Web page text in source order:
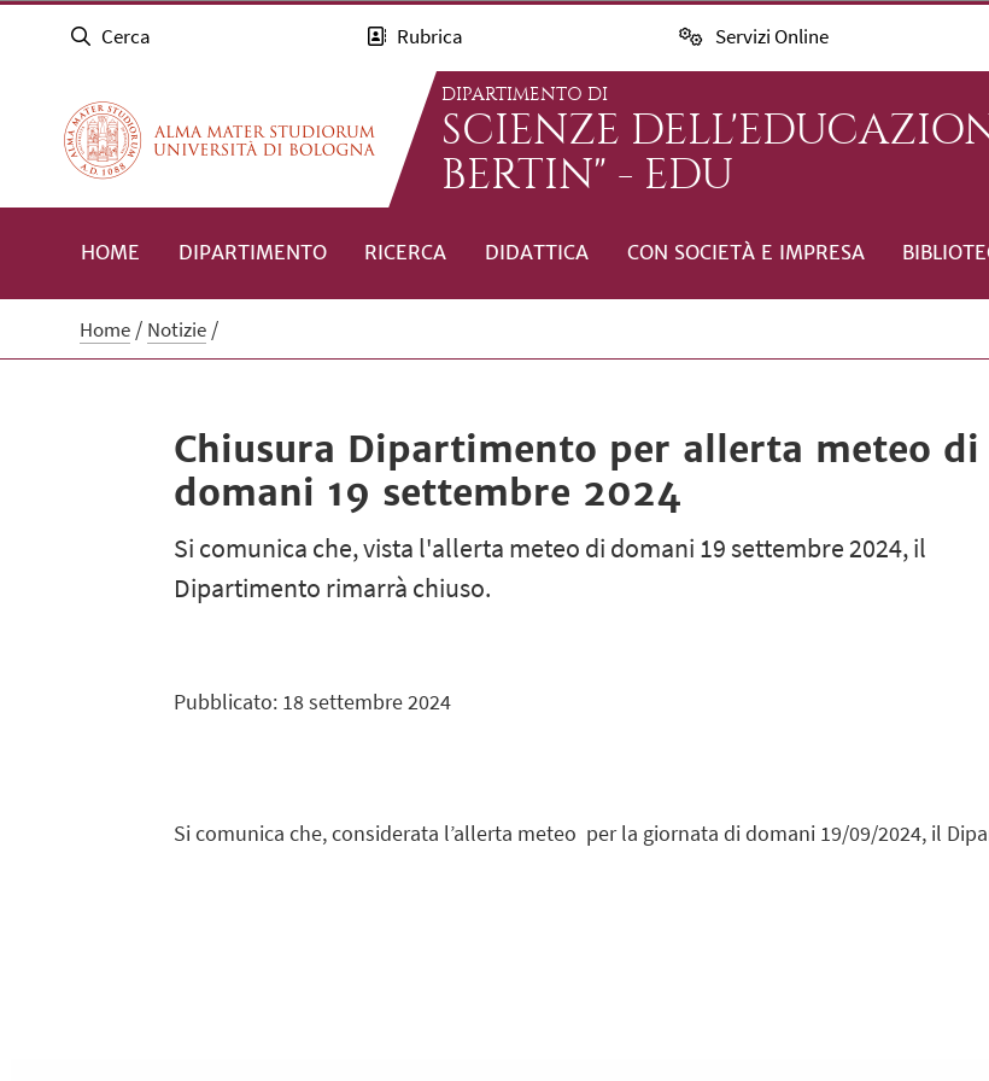
Cerca Rubrica Servizi Online
DIPARTIMENTO DI
SCIENZE
BERTIN" - EDU
HOME DIPARTIMENTO RICERCA DIDATTICA CON SOCIETÀ E IMPRESA
Home Notizie
Chiusura Dipartimento per allerta meteo di
domani 19 settembre 2024
Si comunica che, vista l'allerta meteo di domani 19 settembre 2024, il
Dipartimento rimarrà chiuso.
Pubblicato: 18 settembre 2024
Si comunica che, considerata l’allerta meteo per la giornata di domani 19/09/2024, il